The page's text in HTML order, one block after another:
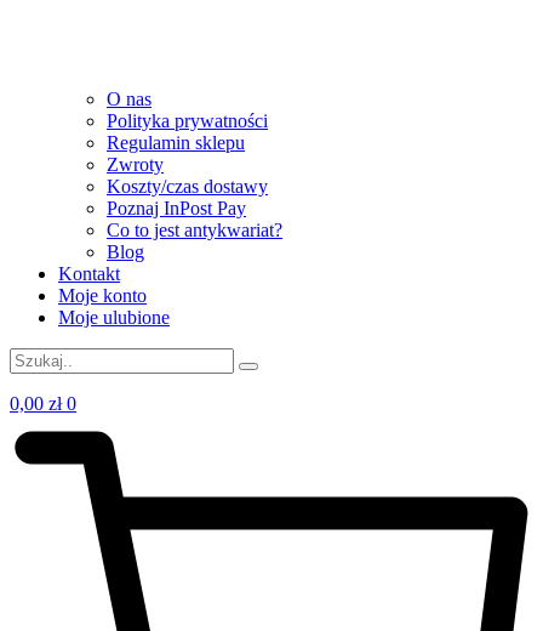
O nas
Polityka prywatności
Regulamin sklepu
Zwroty
Koszty/czas dostawy
Poznaj InPost Pay
Co to jest antykwariat?
Blog
Kontakt
Moje konto
Moje ulubione
0,00 zł 0